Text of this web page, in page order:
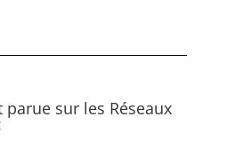
parue sur les Réseaux